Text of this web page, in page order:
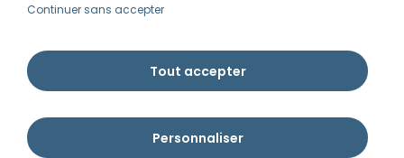
Ammannia © Tous droits réservés 2026 | Imaginé par Pyxishop - Créé par
Continuer sans accepter
Tout accepter
Personnaliser